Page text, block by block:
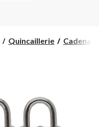
Quincaillerie Cadenas